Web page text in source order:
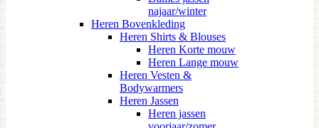
najaar/winter
Heren Bovenkleding
Heren Shirts & Blouses
Heren Korte mouw
Heren Lange mouw
Heren Vesten &
Bodywarmers
Heren Jassen
Heren jassen